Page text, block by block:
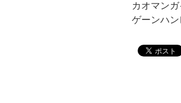
カオマン
ゲーンハン